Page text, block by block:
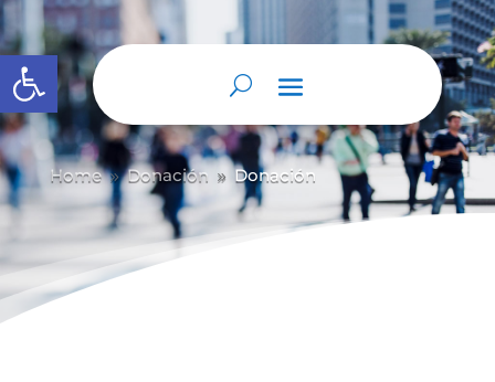
Abrir barra de herramientas
Home 9 Donación 9 Donación